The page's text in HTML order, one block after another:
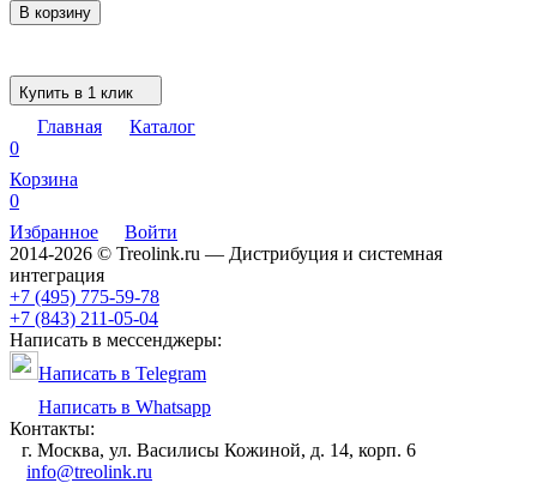
В корзину
Купить в 1 клик
Главная
Каталог
0
Корзина
0
Избранное
Войти
2014-2026 © Treolink.ru — Дистрибуция и системная
интеграция
+7 (495) 775-59-78
+7 (843) 211-05-04
Написать в мессенджеры:
Написать в Telegram
Написать в Whatsapp
Контакты:
г. Москва, ул. Василисы Кожиной, д. 14, корп. 6
info@treolink.ru